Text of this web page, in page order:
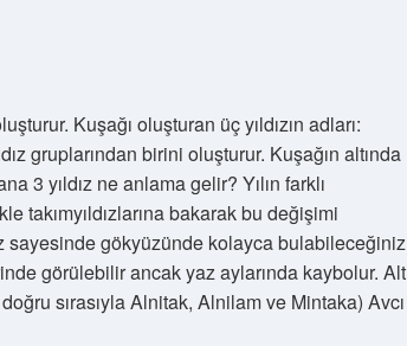
Kuşağı oluşturan üç yıldızın adları:
gruplarından birini oluşturur. Kuşağın altında
3 yıldız ne anlama gelir? Yılın farklı
takımyıldızlarına bakarak bu değişimi
sayesinde gökyüzünde kolayca bulabileceğiniz
görülebilir ancak yaz aylarında kaybolur. Alt
sırasıyla Alnitak, Alnilam ve Mintaka) Avcı